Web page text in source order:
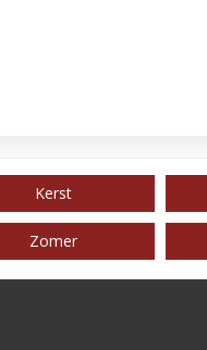
Kerst
Zomer